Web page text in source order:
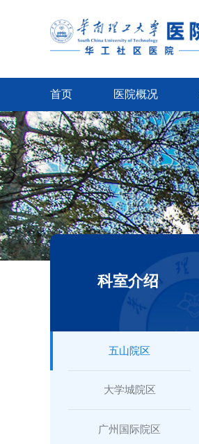
首页 医院概况
科室介绍
五山院区
大学城院区
广州国际院区